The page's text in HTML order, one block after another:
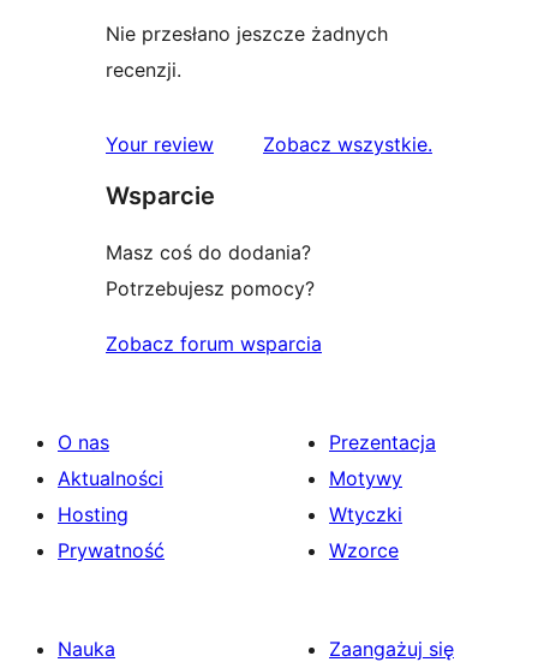
Nie przesłano jeszcze żadnych
recenzji.
Your review Zobacz wszystkierecenzje
.
Wsparcie
Masz coś do dodania?
Potrzebujesz pomocy?
Zobacz forum wsparcia
O nas
Aktualności
Hosting
Prywatność
Prezentacja
Motywy
Wtyczki
Wzorce
Nauka
Zaangażuj się